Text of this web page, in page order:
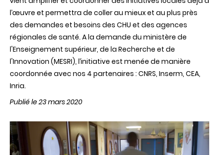
l’œuvre et permettra de coller au mieux et au plus près
des demandes et besoins des CHU et des agences
régionales de santé. A la demande du ministère de
l'Enseignement supérieur, de la Recherche et de
l'Innovation (MESRI), l’initiative est menée de manière
coordonnée avec nos 4 partenaires : CNRS, Inserm, CEA,
Inria.
Publié le 23 mars 2020